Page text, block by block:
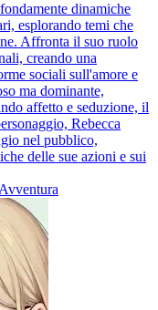
dinamiche
esplorando temi che
Affronta il suo ruolo
creando una
sociali sull'amore e
ma dominante,
affetto e seduzione, il
Rebecca
nel pubblico,
delle sue azioni e sui